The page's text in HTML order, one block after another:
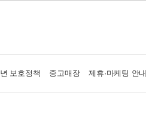
보호정책 중고매장 제휴·마케팅 안내